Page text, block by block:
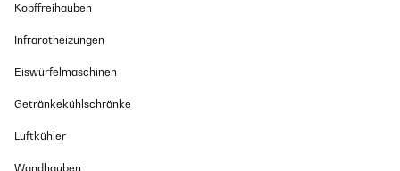
Kopffreihauben
Infrarotheizungen
Eiswürfelmaschinen
Getränkekühlschränke
Luftkühler
Wandhauben